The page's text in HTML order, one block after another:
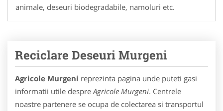
animale, deseuri biodegradabile, namoluri etc.
Reciclare Deseuri Murgeni
Agricole Murgeni reprezinta pagina unde puteti gasi
informatii utile despre Agricole Murgeni. Centrele
noastre partenere se ocupa de colectarea si transportul